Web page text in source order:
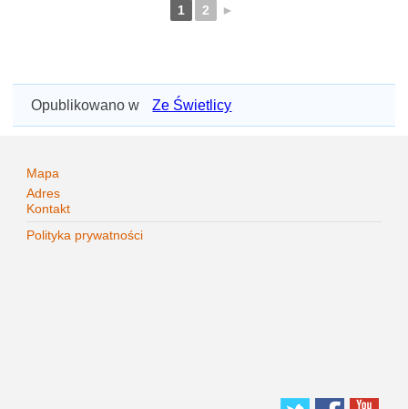
1 2 ►
Opublikowano w Ze Świetlicy
Mapa
Adres
Kontakt
Polityka prywatności